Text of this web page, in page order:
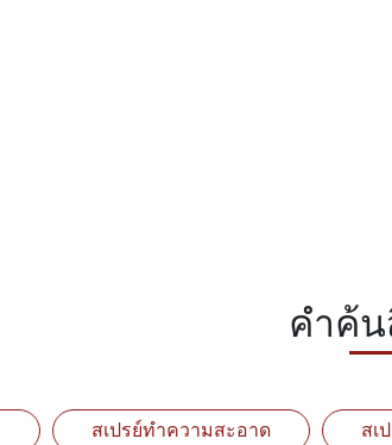
คำค้
สเปรย์ทำความสะอาด สเ